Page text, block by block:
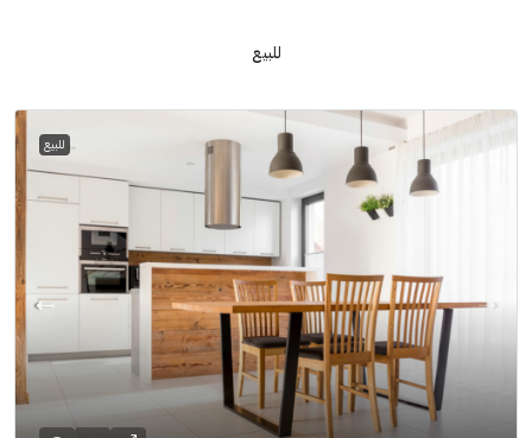
للبيع
للبيع